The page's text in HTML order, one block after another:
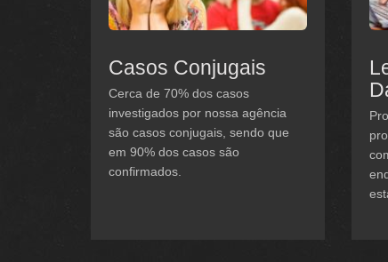
Casos Conjugais
Cerca de 70% dos casos
investigados por nossa agência
são casos conjugais, sendo que
em 90% dos casos são
confirmados.